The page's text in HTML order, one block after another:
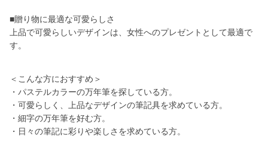
■贈り物に最適な可愛らしさ
上品で可愛らしいデザインは、女性へのプレゼントとして最適で
す。
＜こんな方におすすめ＞
・パステルカラーの万年筆を探している方。
・可愛らしく、上品なデザインの筆記具を求めている方。
・細字の万年筆を好む方。
・日々の筆記に彩りや楽しさを求めている方。